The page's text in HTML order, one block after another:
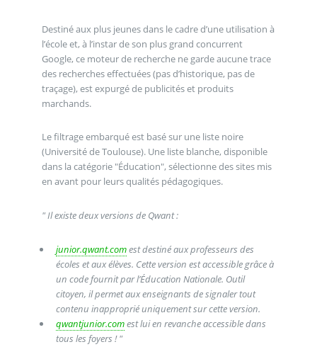
Destiné aux plus jeunes dans le cadre d’une utilisation à
l’école et, à l’instar de son plus grand concurrent
Google, ce moteur de recherche ne garde aucune trace
des recherches effectuées (pas d’historique, pas de
traçage), est expurgé de publicités et produits
marchands.
Le filtrage embarqué est basé sur une liste noire
(Université de Toulouse). Une liste blanche, disponible
dans la catégorie "Éducation", sélectionne des sites mis
en avant pour leurs qualités pédagogiques.
" Il existe deux versions de Qwant :
junior.qwant.comest destiné aux professeurs des
écoles et aux élèves. Cette version est accessible grâce à
un code fournit par l’Éducation Nationale. Outil
citoyen, il permet aux enseignants de signaler tout
contenu inapproprié uniquement sur cette version.
qwantjunior.comest lui en revanche accessible dans
tous les foyers ! "